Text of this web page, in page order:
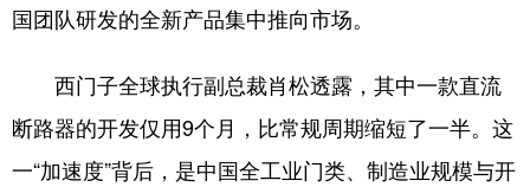
国团队研发的全新产品集中推向市场。
西门子全球执行副总裁肖松透露，其中一款直流
断路器的开发仅用9个月，比常规周期缩短了一半。这
一“加速度”背后，是中国全工业门类、制造业规模与开